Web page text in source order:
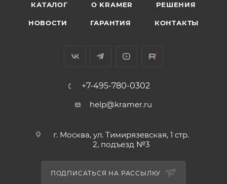
КАТАЛОГ O KRAMER РЕШЕНИЯ
НОВОСТИ ГАРАНТИЯ КОНТАКТЫ
+7-495-780-0302
help@kramer.ru
г. Москва, ул. Тимирязевская, 1 стр.
2, подъезд №3
ПОДПИСАТЬСЯ НА РАССЫЛКУ